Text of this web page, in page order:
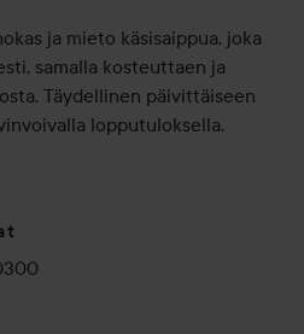
ja mieto käsisaippua, joka
samalla kosteuttaen ja
Täydellinen päivittäiseen
lopputuloksella.